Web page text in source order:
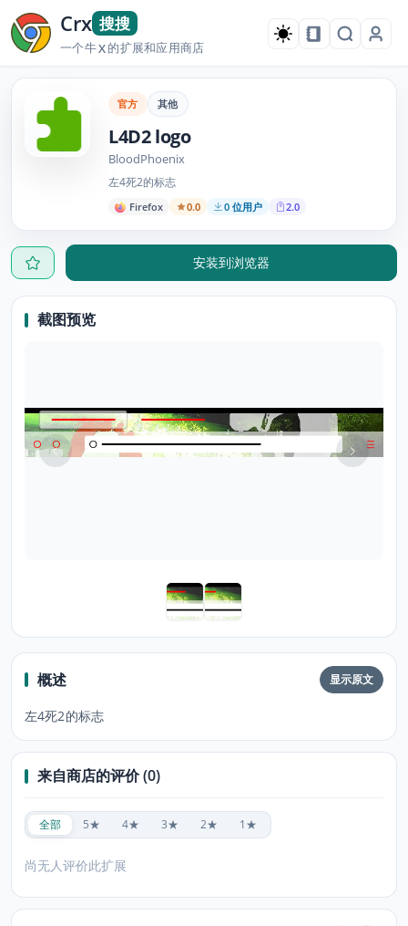
Crx 搜搜
一个牛X的扩展和应用商店
官方 其他
L4D2 logo
BloodPhoenix
左4死2的标志
Firefox 0.0 0 位用户 2.0
安装到浏览器
截图预览
概述 显示原文
左4死2的标志
来自商店的评价 (0)
全部 5★ 4★ 3★ 2★ 1★
尚无人评价此扩展